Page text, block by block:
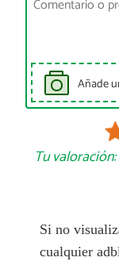
Añade
Tu valoración:
Si no
cualquier